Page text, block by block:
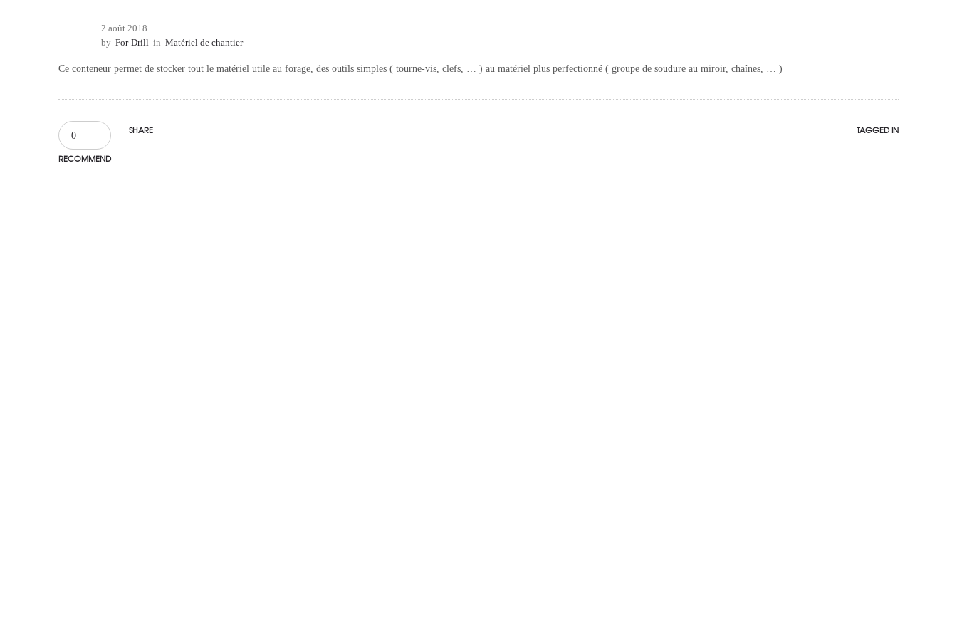
2 août 2018
by For-Drill in Matériel de chantier
Ce conteneur permet de stocker tout le matériel utile au forage, des outils simples ( tourne-vis, clefs, … ) au matériel plus perfectionné ( groupe de soudure au miroir, chaînes, … )
0
RECOMMEND
SHARE TAGGED IN